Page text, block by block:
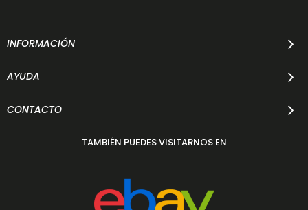
INFORMACIÓN
AYUDA
CONTACTO
TAMBIÉN PUEDES VISITARNOS EN